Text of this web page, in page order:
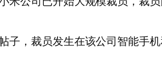
子，裁员发生在该公司智能手